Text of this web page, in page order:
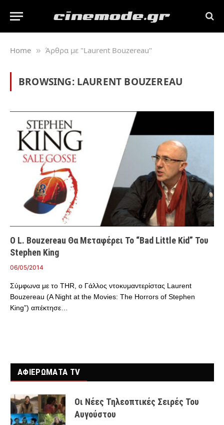
Home » Άρθρα με "Laurent Bouzereau"
BROWSING: LAURENT BOUZEREAU
O L. Bouzereau Θα Μεταφέρει Το “Bad Little Kid” Του
Stephen King
06/05/2014
Σύμφωνα με το THR, ο Γάλλος ντοκυμαντερίστας Laurent
Bouzereau (A Night at the Movies: The Horrors of Stephen
King”) απέκτησε…
ΑΦΙΕΡΩΜΑΤΑ TV
Οι Νέες Τηλεοπτικές Σειρές Του
Αυγούστου